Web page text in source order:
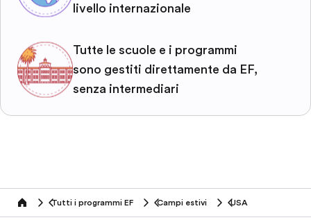
livello internazionale
Tutte le scuole e i programmi
sono gestiti direttamente da EF,
senza intermediari
home Tutti i programmi EF Campi estivi USA